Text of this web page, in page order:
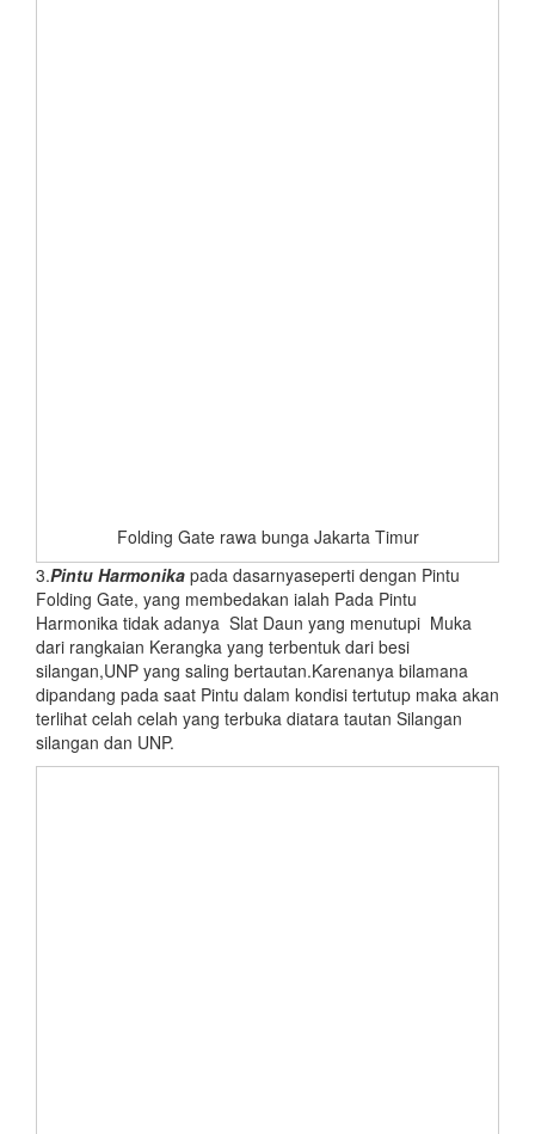
Folding Gate rawa bunga Jakarta Timur
3.Pintu Harmonika pada dasarnyaseperti dengan Pintu
Folding Gate, yang membedakan ialah Pada Pintu
Harmonika tidak adanya Slat Daun yang menutupi Muka
dari rangkaian Kerangka yang terbentuk dari besi
silangan,UNP yang saling bertautan.Karenanya bilamana
dipandang pada saat Pintu dalam kondisi tertutup maka akan
terlihat celah celah yang terbuka diatara tautan Silangan
silangan dan UNP.